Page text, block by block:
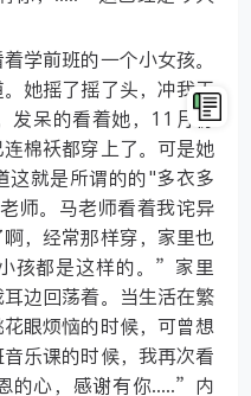
学前班的一个小女孩。
她摇了摇了头，冲我天
发呆的看着她，11月份
棉袄都穿上了。可是她
这就是所谓的的"多衣多
师。马老师看着我诧异
，经常那样穿，家里也
孩都是这样的。”家里
边回荡着。当生活在繁
眼烦恼的时候，可曾想
乐课的时候，我再次看
的心，感谢有你.....”内